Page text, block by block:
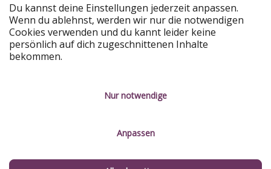
HolidayPirates Group
Lerne uns kennen
Über uns
Nachhaltigkeit
Rechtliches
Kontakt
Service-Kontrolle
Du kannst deine Einstellungen jederzeit anpassen.
Wenn du ablehnst, werden wir nur die notwendigen
Cookies verwenden und du kannt leider keine
persönlich auf dich zugeschnittenen Inhalte
bekommen.
Nur notwendige
Anpassen